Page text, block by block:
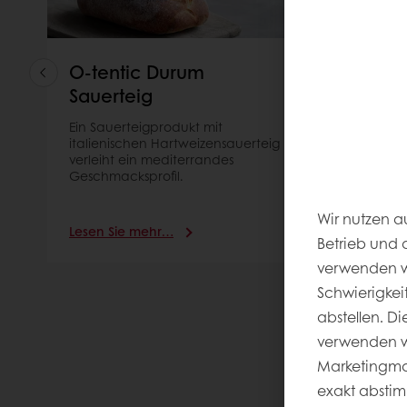
O-tentic Durum
Sauerteig
Ein Sauerteigprodukt mit
italienischen Hartweizensauerteig
verleiht ein mediterrandes
Geschmacksprofil.
Lesen Sie mehr…
Ein
Wir nutzen
Betrieb und
verwenden
abstellen.
verwenden
exakt